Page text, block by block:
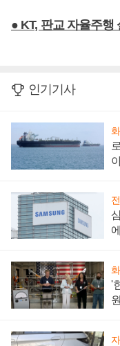
● KT, 판교 자율주행
인기기사
'